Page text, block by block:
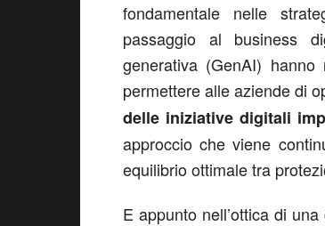
fondamentale nelle
passaggio al business
generativa (GenAI)
permettere alle aziende di
delle iniziative digitali
approccio che viene
equilibrio ottimale tra
E appunto nell’ottica di